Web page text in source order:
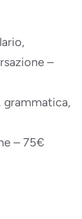
–
grammatica,
– 75€